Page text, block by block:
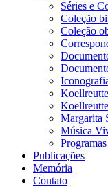
Séries e
Coleção
Coleção
Margarita
Música
Publicações
Memória
Contato